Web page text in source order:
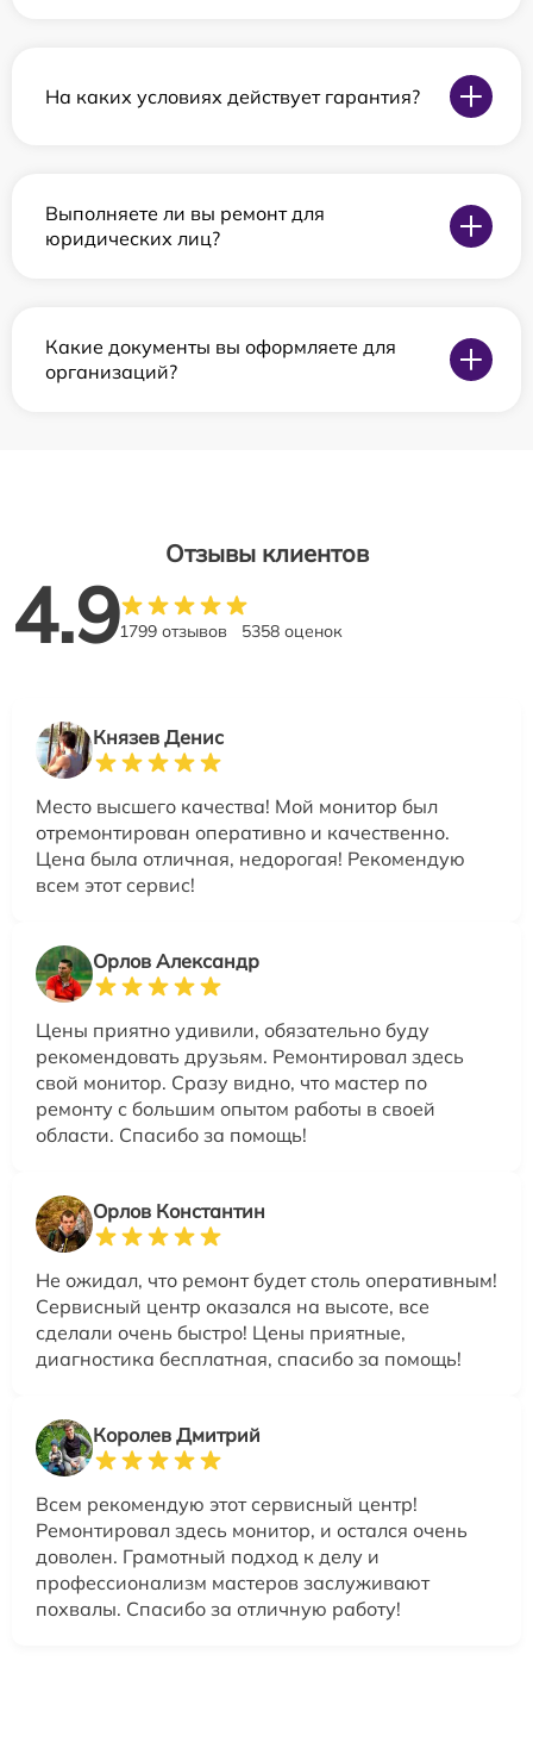
На каких условиях действует гарантия?
Выполняете ли вы ремонт для
юридических лиц?
Какие документы вы оформляете для
организаций?
Отзывы клиентов
4.91799 отзывов 5358 оценок
Князев Денис
Место высшего качества! Мой монитор был
отремонтирован оперативно и качественно.
Цена была отличная, недорогая! Рекомендую
всем этот сервис!
Орлов Александр
Цены приятно удивили, обязательно буду
рекомендовать друзьям. Ремонтировал здесь
свой монитор. Сразу видно, что мастер по
ремонту с большим опытом работы в своей
области. Спасибо за помощь!
Орлов Константин
Не ожидал, что ремонт будет столь оперативным!
Сервисный центр оказался на высоте, все
сделали очень быстро! Цены приятные,
диагностика бесплатная, спасибо за помощь!
Королев Дмитрий
Всем рекомендую этот сервисный центр!
Ремонтировал здесь монитор, и остался очень
доволен. Грамотный подход к делу и
профессионализм мастеров заслуживают
похвалы. Спасибо за отличную работу!